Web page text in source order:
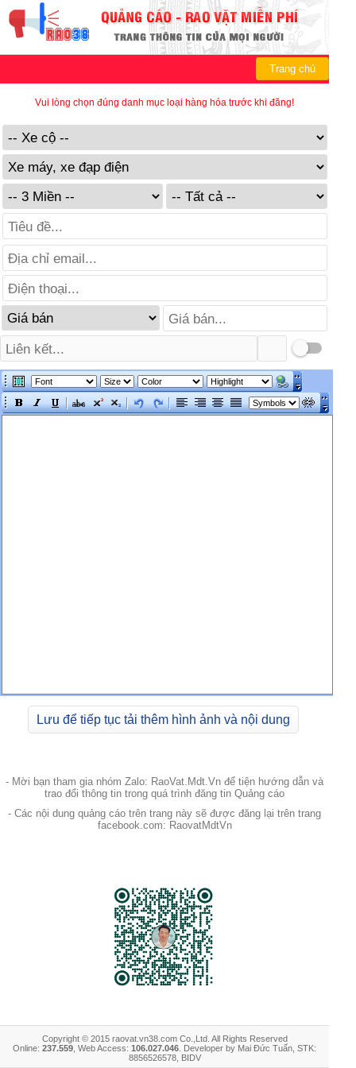
Trang chủ
Vui lòng chọn đúng danh mục loại hàng hóa trước khi đăng!
Lưu để tiếp tục tải thêm hình ảnh và nội dung
- Mời bạn tham gia nhóm Zalo: RaoVat.Mdt.Vn để tiện hướng dẫn và
trao đổi thông tin trong quá trình đăng tin Quảng cáo
- Các nội dung quảng cáo trên trang này sẽ được đăng lại trên trang
facebook.com: RaovatMdtVn
Copyright © 2015 raovat.vn38.com Co.,Ltd. All Rights Reserved
Online: 237.559 , Web Access: 106.027.046 . Developer by Mai Đức Tuấn, STK:
8856526578, BIDV